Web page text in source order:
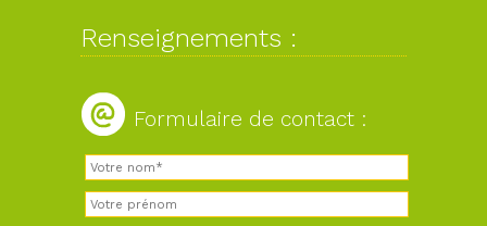
Renseignements :
Formulaire de contact :